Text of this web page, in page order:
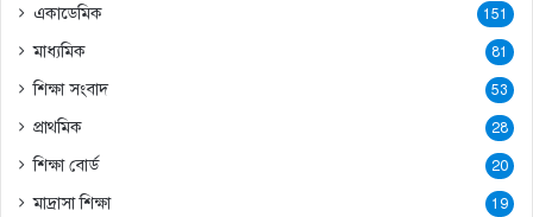
একাডেমিক 151
মাধ্যমিক 81
শিক্ষা সংবাদ 53
প্রাথমিক 28
শিক্ষা বোর্ড 20
মাদ্রাসা শিক্ষা 19